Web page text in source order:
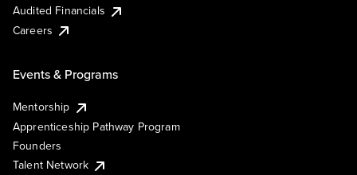
Audited Financials
Careers
Events & Programs
Mentorship
Apprenticeship Pathway Program
Founders
Talent Network